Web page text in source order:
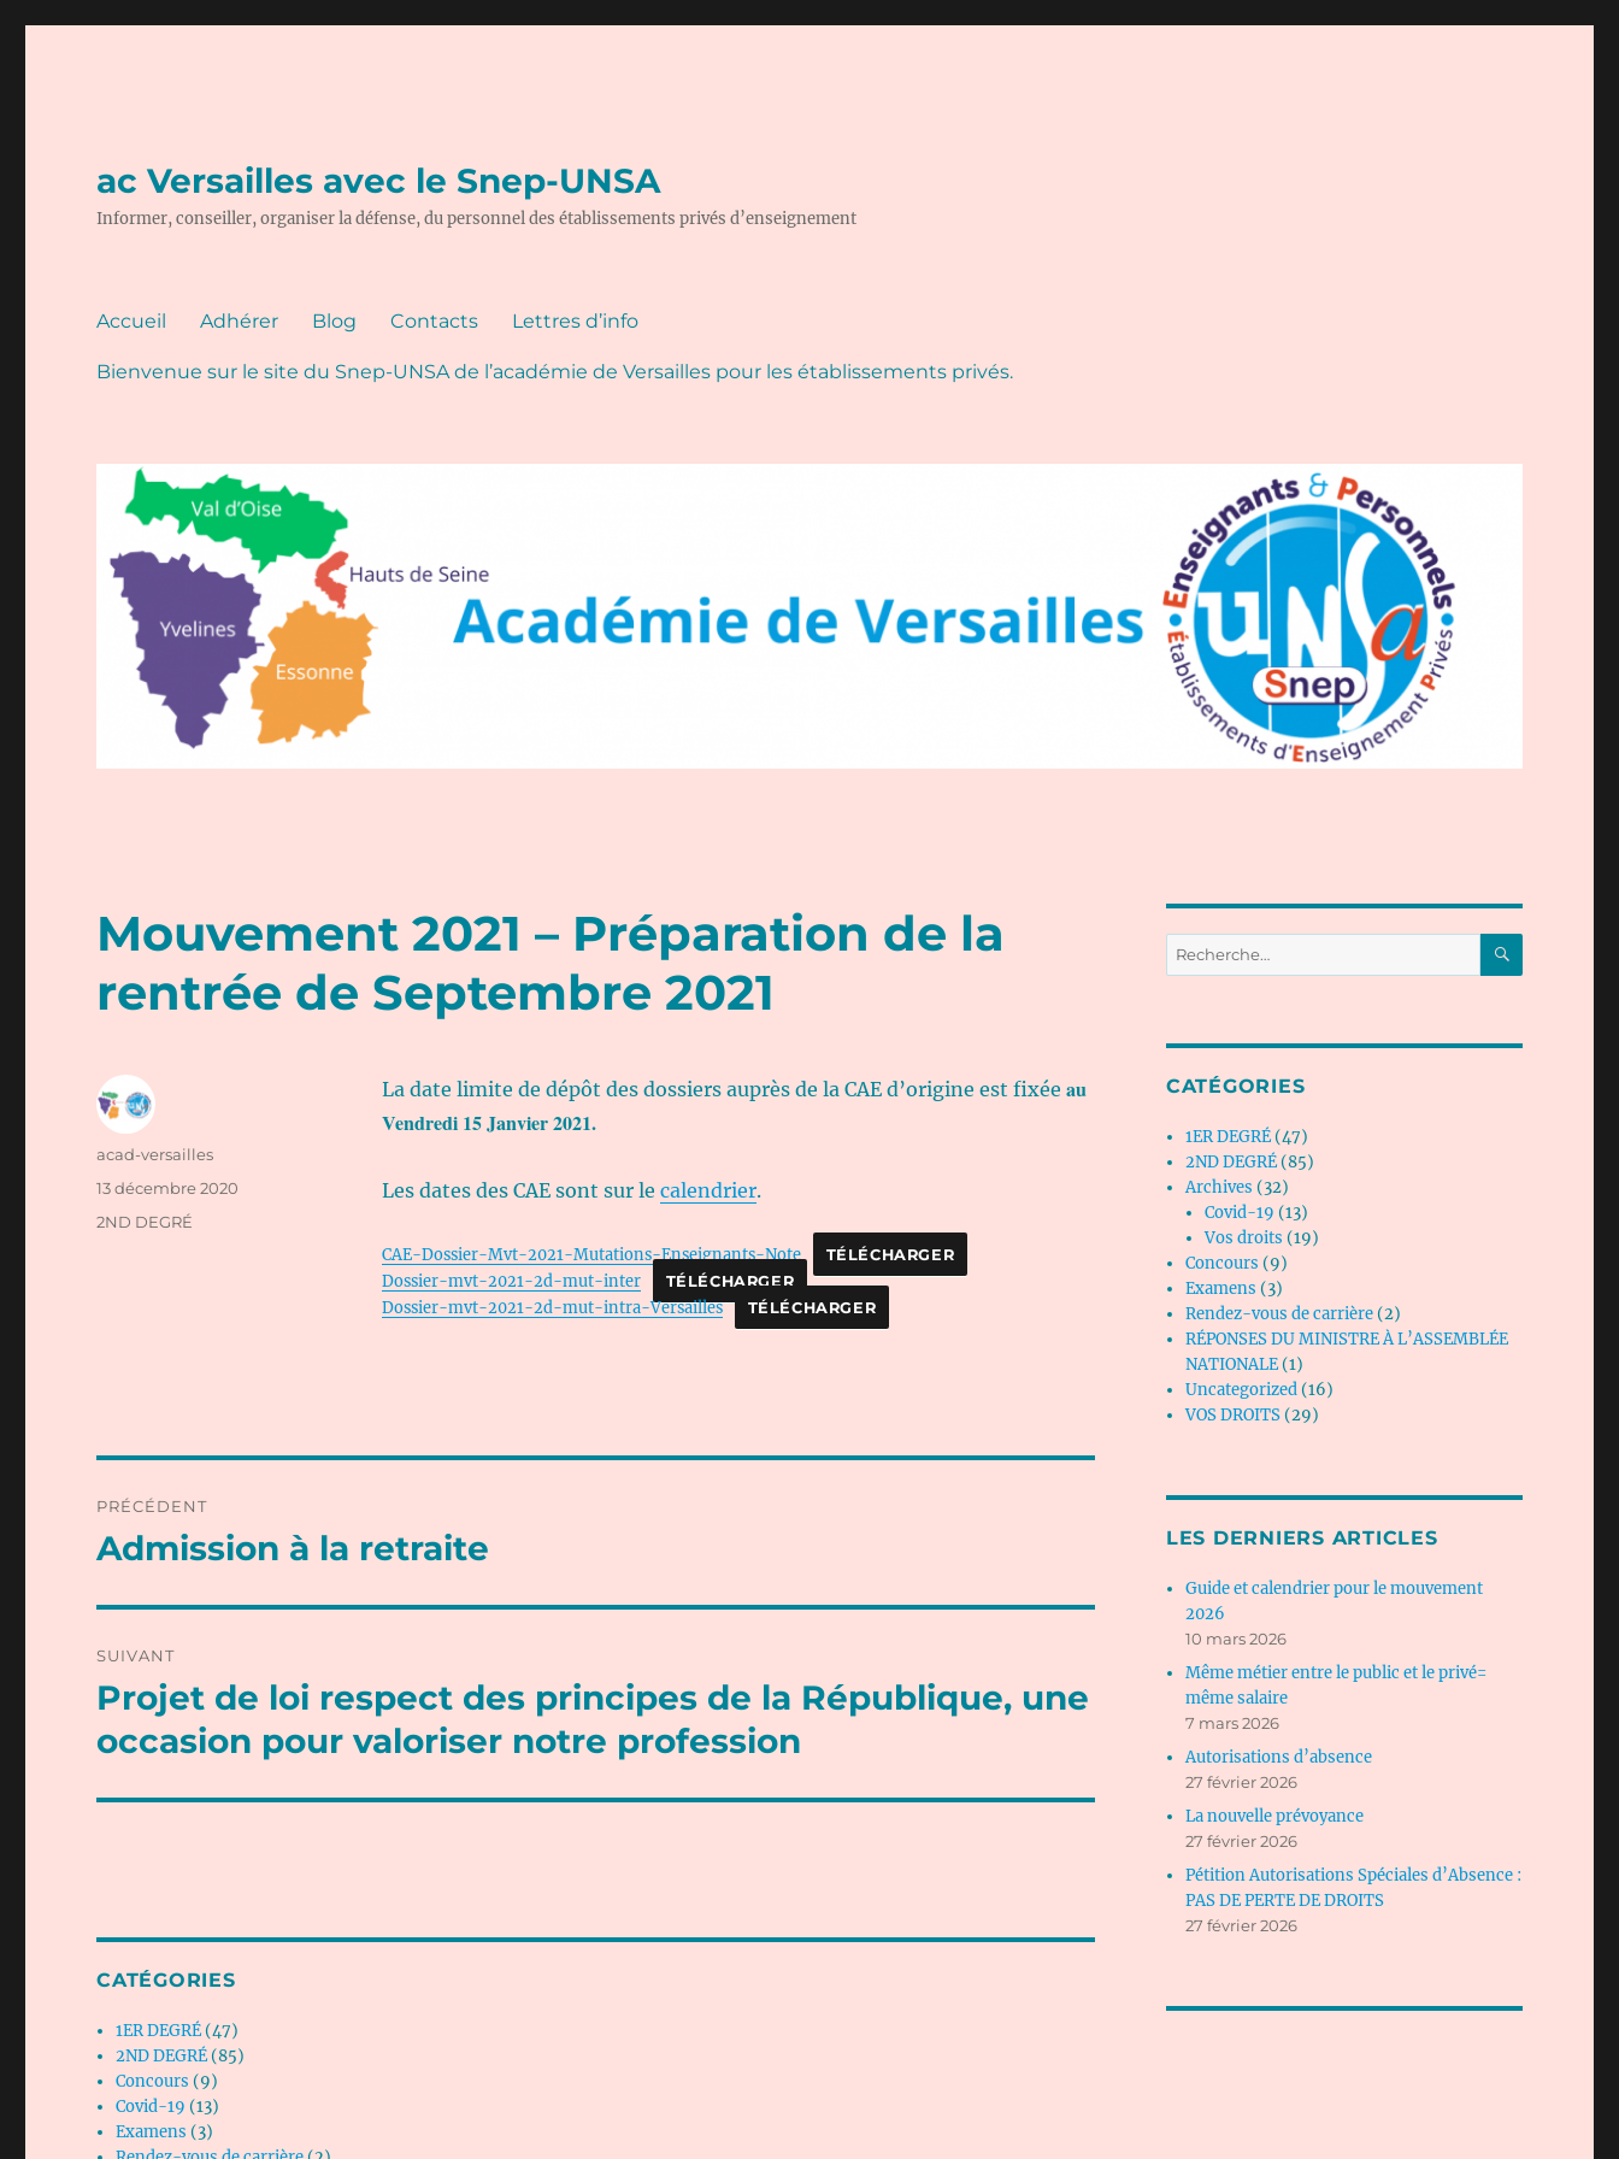
ac Versailles avec le Snep-UNSA
Informer, conseiller, organiser la défense, du personnel des établissements privés d’enseignement
Accueil Adhérer Blog Contacts Lettres d’info
Bienvenue sur le site du Snep-UNSA de l’académie de Versailles pour les établissements privés.
Mouvement 2021 – Préparation de la
rentrée de Septembre 2021
La date limite de dépôt des dossiers auprès de la CAE d’origine est fixée au
Vendredi 15 Janvier 2021.
Les dates des CAE sont sur le calendrier.
CAE-Dossier-Mvt-2021-Mutations-Enseignants-Note TÉLÉCHARGER
Dossier-mvt-2021-2d-mut-inter TÉLÉCHARGER
Dossier-mvt-2021-2d-mut-intra-Versailles TÉLÉCHARGER
Auteur
acad-versailles
Publié
13 décembre 2020
Catégories
2ND DEGRÉ
de
PRÉCÉDENT
Publication
Admission à la retraite
SUIVANT
Publication
Projet de loi respect des principes de la République, une
occasion pour valoriser notre profession
CATÉGORIES
1ER DEGRÉ(47)
2ND DEGRÉ(85)
Concours (9)
Covid-19 (13)
Examens (3)
Recherche
pour :
CATÉGORIES
1ER DEGRÉ(47)
2ND DEGRÉ(85)
Archives (32)
Covid-19 (13)
Vos droits (19)
Concours (9)
Examens (3)
Rendez-vous de carrière(2)
RÉPONSES DU MINISTRE À L’ASSEMBLÉE
NATIONALE(1)
Uncategorized(16)
VOS DROITS(29)
LES DERNIERS ARTICLES
Guide et calendrier pour le mouvement
2026
10 mars 2026
Même métier entre le public et le privé=
même salaire
7 mars 2026
Autorisations d’absence
27 février 2026
La nouvelle prévoyance
27 février 2026
Pétition Autorisations Spéciales d’Absence :
PAS DE PERTE DE DROITS
27 février 2026